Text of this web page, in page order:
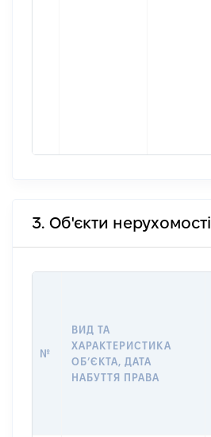
3. Об'єкти нерухомості
№
ВИД ТА
ХАРАКТЕРИСТИКА
ОБʼЄКТА, ДАТА
НАБУТТЯ ПРАВА